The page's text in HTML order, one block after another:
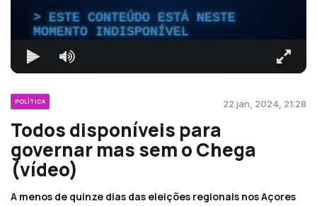
ESTE CONTEÚDO ESTÁ NESTE
MOMENTO INDISPONÍVEL
POLÍTICA 22 jan, 2024, 21:28
Todos disponíveis para
governar mas sem o Chega
(vídeo)
A menos de quinze dias das eleições regionais nos Açores